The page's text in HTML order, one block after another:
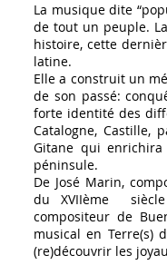
La musique dite
de tout un peuple.
histoire, cette
latine.
Elle a construit un
de son passé:
forte identité des
Catalogne, Castille,
Gitane qui
péninsule.
De José Marin,
du XVIIème
compositeur de
musical en Terre(s)
(re)découvrir les